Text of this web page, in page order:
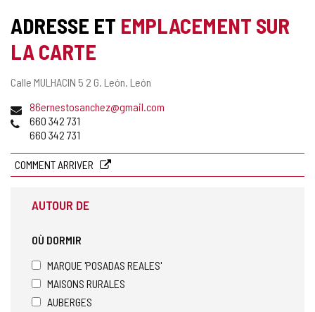
ADRESSE ET EMPLACEMENT SUR
LA CARTE
Adresse
Calle MULHACIN 5 2 G. León. León
Adresse
de
courrier
86ernestosanchez@gmail.com
Téléphones
660 342 731
660 342 731
COMMENT ARRIVER
AUTOUR DE
OÙ DORMIR
MARQUE 'POSADAS REALES'
MAISONS RURALES
AUBERGES